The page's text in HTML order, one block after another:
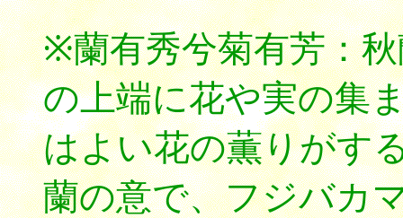
※蘭有秀兮菊有芳：
の上端に花や実の集
はよい花の薫りがす
蘭の意で、フジバカ